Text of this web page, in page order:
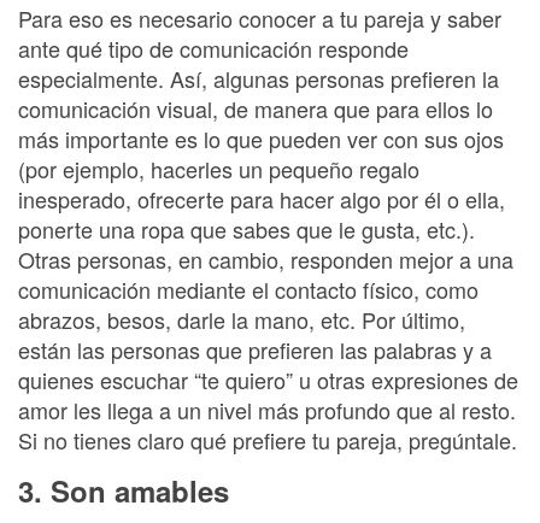
Para eso es necesario conocer a tu pareja y saber
ante qué tipo de comunicación responde
especialmente. Así, algunas personas prefieren la
comunicación visual, de manera que para ellos lo
más importante es lo que pueden ver con sus ojos
(por ejemplo, hacerles un pequeño regalo
inesperado, ofrecerte para hacer algo por él o ella,
ponerte una ropa que sabes que le gusta, etc.).
Otras personas, en cambio, responden mejor a una
comunicación mediante el contacto físico, como
abrazos, besos, darle la mano, etc. Por último,
están las personas que prefieren las palabras y a
quienes escuchar “te quiero” u otras expresiones de
amor les llega a un nivel más profundo que al resto.
Si no tienes claro qué prefiere tu pareja, pregúntale.
3. Son amables